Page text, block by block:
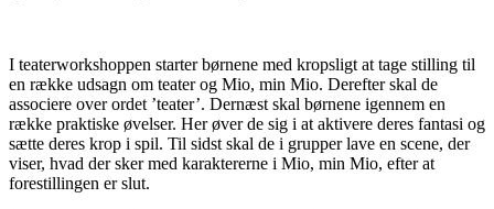
I teaterworkshoppen starter børnene med kropsligt at tage stilling til
en række udsagn om teater og Mio, min Mio. Derefter skal de
associere over ordet ’teater’. Dernæst skal børnene igennem en
række praktiske øvelser. Her øver de sig i at aktivere deres fantasi og
sætte deres krop i spil. Til sidst skal de i grupper lave en scene, der
viser, hvad der sker med karaktererne i Mio, min Mio, efter at
forestillingen er slut.